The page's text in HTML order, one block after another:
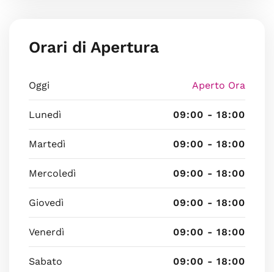
Orari di Apertura
Oggi Aperto Ora
Lunedì 09:00 - 18:00
Martedì 09:00 - 18:00
Mercoledì 09:00 - 18:00
Giovedì 09:00 - 18:00
Venerdì 09:00 - 18:00
Sabato 09:00 - 18:00